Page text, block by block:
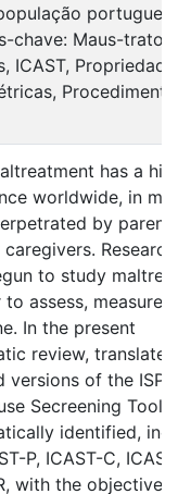
chave: Maus-tratos
ICAST,
has a
worldwide, in
by
to study
assess, measure,
In the present
review,
versions of the
Secreening Tools
identified,
P, ICAST-C,
with the objectives